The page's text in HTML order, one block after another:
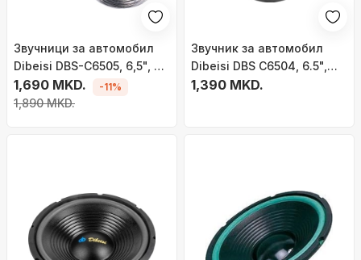
Звучници за автомобил
Dibeisi DBS-C6505, 6,5", 8
Ohm
1,690 MKD.
1,890 MKD.
-11%
Звучник за автомобил
Dibeisi DBS C6504, 6.5",
125W, 4 Ohm
1,390 MKD.